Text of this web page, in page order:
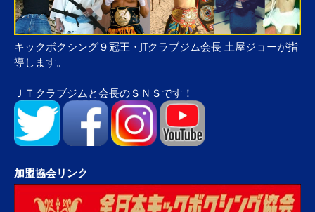
キックボクシング９冠王・JTクラブジム会長 土屋ジョーが指
導します。
ＪＴクラブジムと会長のＳＮＳです！
加盟協会リンク